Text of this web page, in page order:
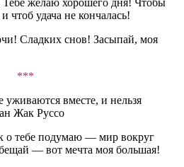
желаю хорошего дня! Чтобы
чтоб удача не кончалась!
Сладких снов! Засыпай, моя
***
вместе, и нельзя
Жак Руссо
о тебе подумаю — мир вокруг
— вот мечта моя большая!